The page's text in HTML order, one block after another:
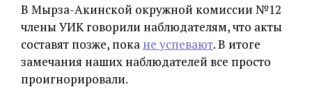
В Мырза-Акинской окружной комиссии №12
члены УИК говорили наблюдателям, что акты
составят позже, пока не успевают. В итоге
замечания наших наблюдателей все просто
проигнорировали.